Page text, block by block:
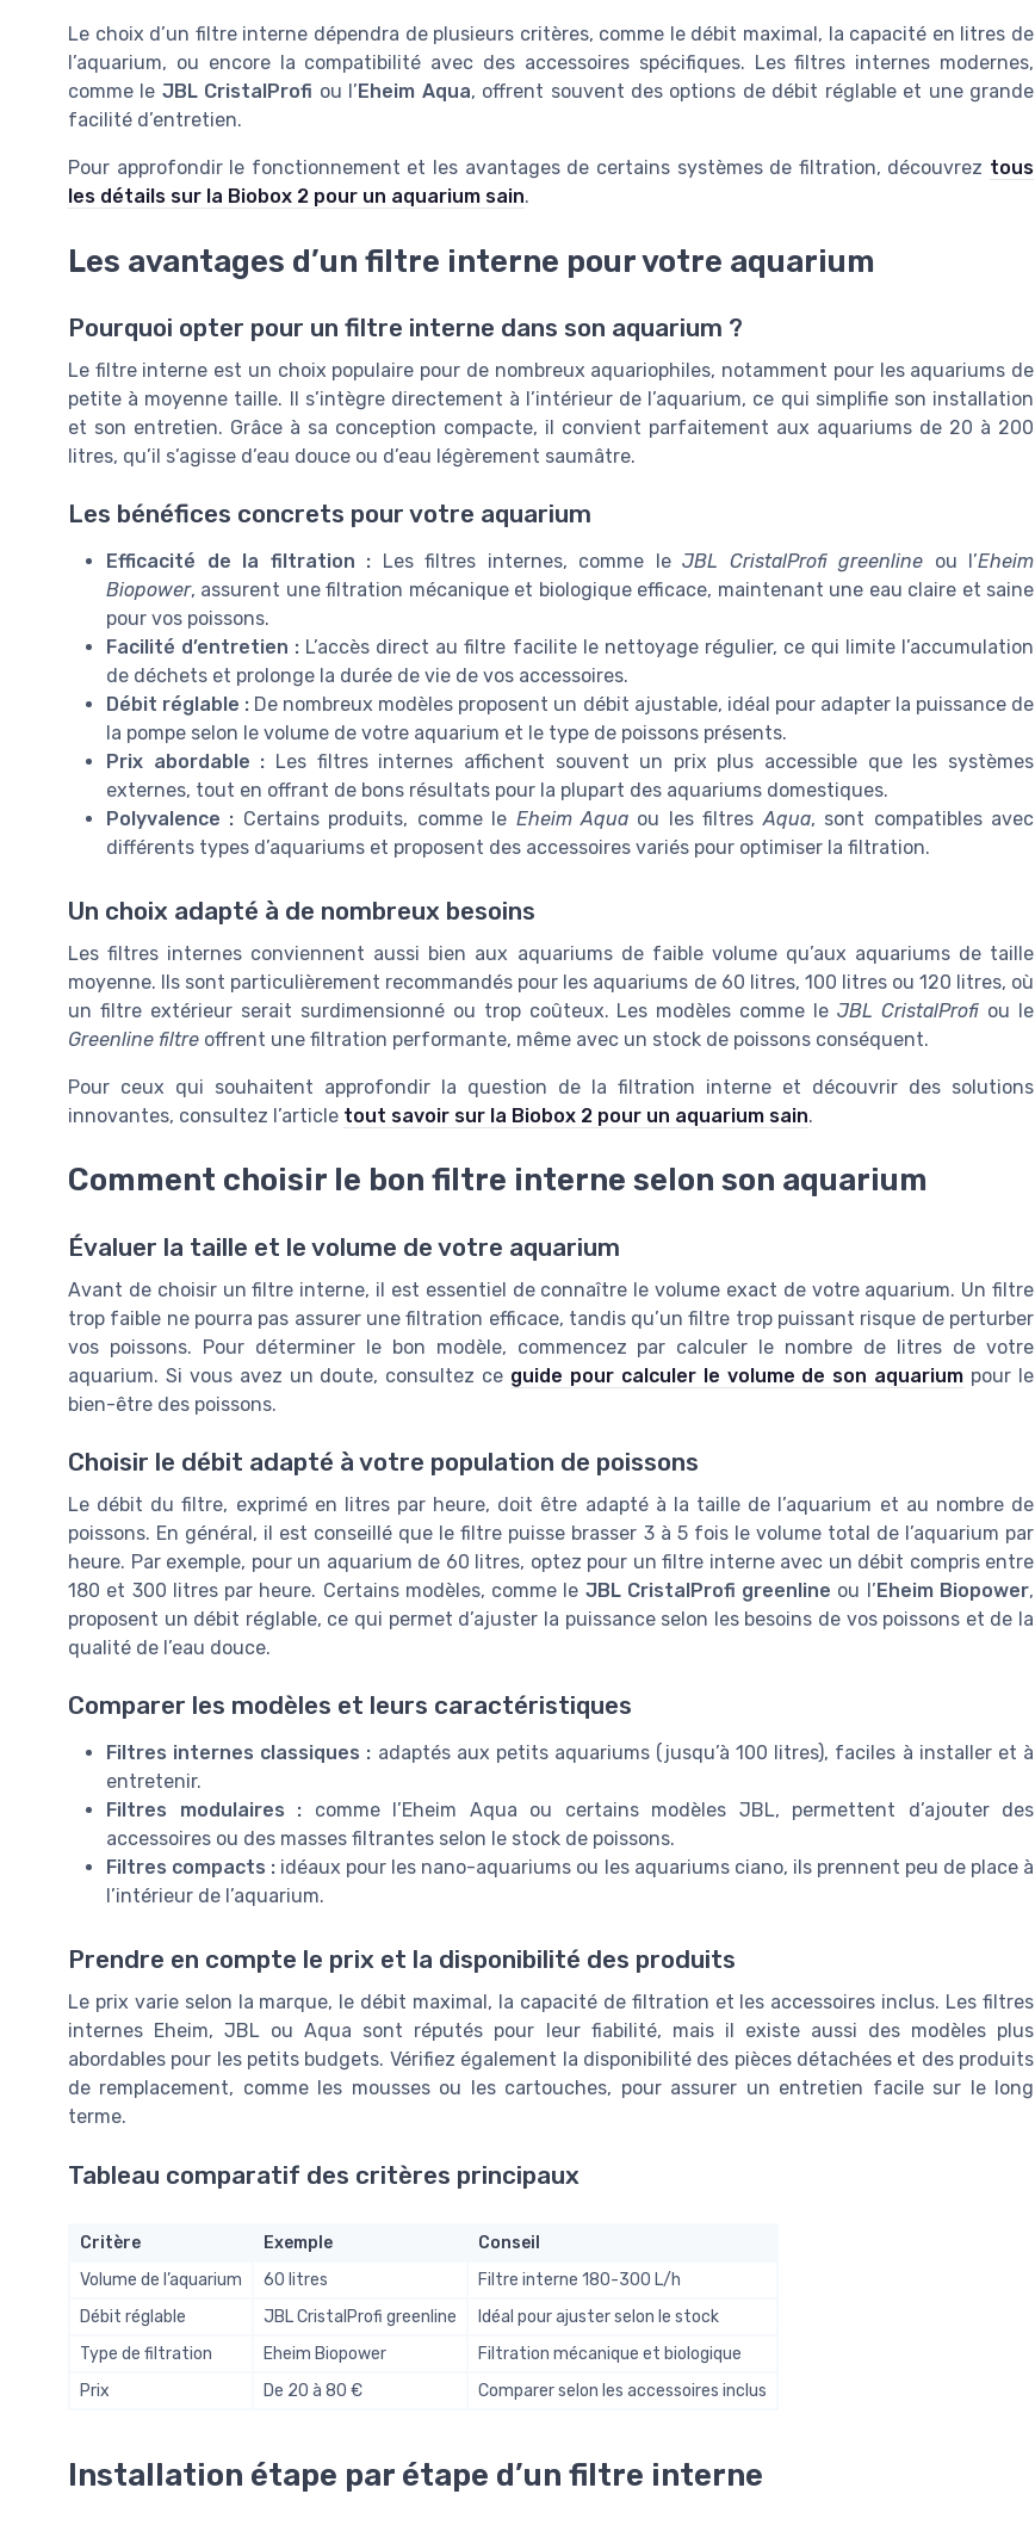
Le choix d’un filtre interne dépendra de plusieurs critères, comme le débit maximal, la capacité en litres de
l’aquarium, ou encore la compatibilité avec des accessoires spécifiques. Les filtres internes modernes,
comme le JBL CristalProfi ou l’ Eheim Aqua, offrent souvent des options de débit réglable et une grande
facilité d’entretien.
Pour approfondir le fonctionnement et les avantages de certains systèmes de filtration, découvrez tous
les détails sur la Biobox 2 pour un aquarium sain.
Les avantages d’un filtre interne pour votre aquarium
Pourquoi opter pour un filtre interne dans son aquarium ?
Le filtre interne est un choix populaire pour de nombreux aquariophiles, notamment pour les aquariums de
petite à moyenne taille. Il s’intègre directement à l’intérieur de l’aquarium, ce qui simplifie son installation
et son entretien. Grâce à sa conception compacte, il convient parfaitement aux aquariums de 20 à 200
litres, qu’il s’agisse d’eau douce ou d’eau légèrement saumâtre.
Les bénéfices concrets pour votre aquarium
Efficacité de la filtration : Les filtres internes, comme le JBL CristalProfi greenline ou l’Eheim
Biopower, assurent une filtration mécanique et biologique efficace, maintenant une eau claire et saine
pour vos poissons.
Facilité d’entretien : L’accès direct au filtre facilite le nettoyage régulier, ce qui limite l’accumulation
de déchets et prolonge la durée de vie de vos accessoires.
Débit réglable : De nombreux modèles proposent un débit ajustable, idéal pour adapter la puissance de
la pompe selon le volume de votre aquarium et le type de poissons présents.
Prix abordable : Les filtres internes affichent souvent un prix plus accessible que les systèmes
externes, tout en offrant de bons résultats pour la plupart des aquariums domestiques.
Polyvalence : Certains produits, comme le Eheim Aqua ou les filtresAqua, sont compatibles avec
différents types d’aquariums et proposent des accessoires variés pour optimiser la filtration.
Un choix adapté à de nombreux besoins
Les filtres internes conviennent aussi bien aux aquariums de faible volume qu’aux aquariums de taille
moyenne. Ils sont particulièrement recommandés pour les aquariums de 60 litres, 100 litres ou 120 litres, où
un filtre extérieur serait surdimensionné ou trop coûteux. Les modèles comme leJBL CristalProfi ou le
Greenline filtre offrent une filtration performante, même avec un stock de poissons conséquent.
Pour ceux qui souhaitent approfondir la question de la filtration interne et découvrir des solutions
innovantes, consultez l’article tout savoir sur la Biobox 2 pour un aquarium sain.
Comment choisir le bon filtre interne selon son aquarium
Évaluer la taille et le volume de votre aquarium
Avant de choisir un filtre interne, il est essentiel de connaître le volume exact de votre aquarium. Un filtre
trop faible ne pourra pas assurer une filtration efficace, tandis qu’un filtre trop puissant risque de perturber
vos poissons. Pour déterminer le bon modèle, commencez par calculer le nombre de litres de votre
aquarium. Si vous avez un doute, consultez ce guide pour calculer le volume de son aquarium pour le
bien-être des poissons.
Choisir le débit adapté à votre population de poissons
Le débit du filtre, exprimé en litres par heure, doit être adapté à la taille de l’aquarium et au nombre de
poissons. En général, il est conseillé que le filtre puisse brasser 3 à 5 fois le volume total de l’aquarium par
heure. Par exemple, pour un aquarium de 60 litres, optez pour un filtre interne avec un débit compris entre
180 et 300 litres par heure. Certains modèles, comme le JBL CristalProfi greenline ou l’Eheim Biopower,
proposent un débit réglable, ce qui permet d’ajuster la puissance selon les besoins de vos poissons et de la
qualité de l’eau douce.
Comparer les modèles et leurs caractéristiques
Filtres internes classiques : adaptés aux petits aquariums (jusqu’à 100 litres), faciles à installer et à
entretenir.
Filtres modulaires : comme l’Eheim Aqua ou certains modèles JBL, permettent d’ajouter des
accessoires ou des masses filtrantes selon le stock de poissons.
Filtres compacts : idéaux pour les nano-aquariums ou les aquariums ciano, ils prennent peu de place à
l’intérieur de l’aquarium.
Prendre en compte le prix et la disponibilité des produits
Le prix varie selon la marque, le débit maximal, la capacité de filtration et les accessoires inclus. Les filtres
internes Eheim, JBL ou Aqua sont réputés pour leur fiabilité, mais il existe aussi des modèles plus
abordables pour les petits budgets. Vérifiez également la disponibilité des pièces détachées et des produits
de remplacement, comme les mousses ou les cartouches, pour assurer un entretien facile sur le long
terme.
Tableau comparatif des critères principaux
Critère Exemple
Conseil
Volume de l’aquarium
60 litres
Filtre interne 180-300 L/h
Débit réglable
JBL CristalProfi greenline
Idéal pour ajuster selon le stock
Type de filtration
Eheim Biopower
Filtration mécanique et biologique
Prix
De 20 à 80 € Comparer selon les accessoires inclus
Installation étape par étape d’un filtre interne